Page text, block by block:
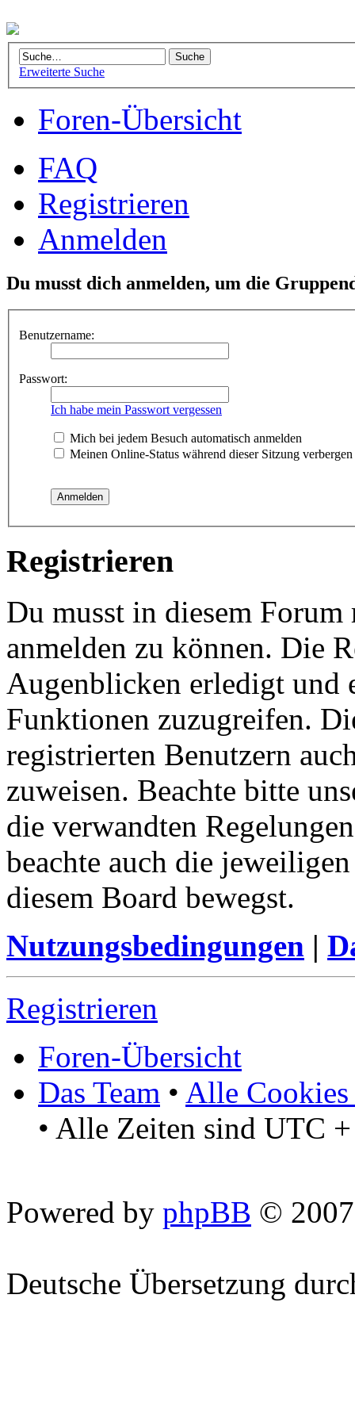
Erweiterte Suche
Foren-Übersicht
FAQ
Registrieren
Anmelden
Du musst dich anmelden, um die
Benutzername:
Passwort:
Ich habe mein Passwort vergessen
Mich bei jedem Besuch automatisch anmelden
Meinen Online-Status während dieser Sitzung verbergen
Registrieren
Du musst in diesem
anmelden zu können. Die
Augenblicken erledigt und
Funktionen zuzugreifen.
registrierten Benutzern
zuweisen. Beachte bitte
die verwandten
beachte auch die
diesem Board bewegst.
Nutzungsbedingungen |
Registrieren
Foren-Übersicht
Das Team • Alle Cookies
• Alle Zeiten sind UTC
Powered by phpBB ©
Deutsche Übersetzung